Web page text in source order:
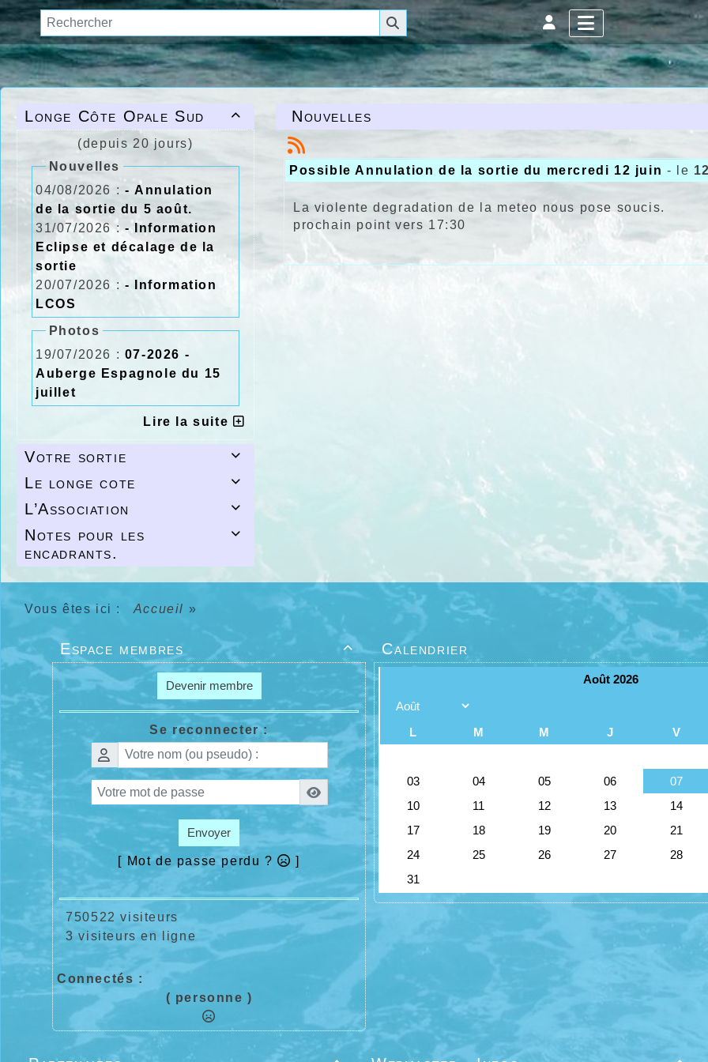

Longe Côte Opale Sud
(depuis 20 jours)
Nouvelles
04/08/2026 : - Annulation
de la sortie du 5 août.
31/07/2026 :- Information
Eclipse et décalage de la
sortie
20/07/2026 : - Information
LCOS
Photos
19/07/2026 : 07-2026 -
Auberge Espagnole du 15
juillet
Lire la suite

Votre sortie

Le longe cote

L’Association

Notes pour les
encadrants.
Nouvelles
Possible Annulation de la sortie du mercredi 12 juin - le
La violente degradation de la meteo nous pose soucis.
prochain point vers 17:30
Vous êtes ici : Accueil »

Espace membres
Devenir membre
Se reconnecter :
Envoyer
[ Mot de passe perdu ? ]
750522 visiteurs
3 visiteurs en ligne
Connectés :
( personne )
Calendrier